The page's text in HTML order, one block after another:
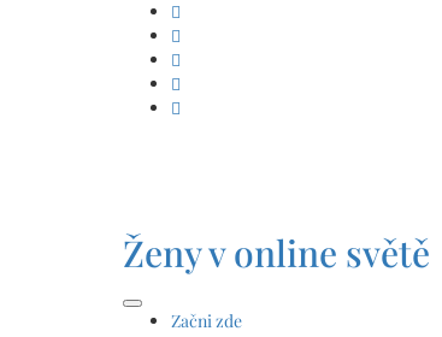
Ženy v online světě
Začni zde